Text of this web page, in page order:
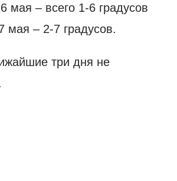
мая – всего 1-6 градусов
мая – 2-7 градусов.
три дня не